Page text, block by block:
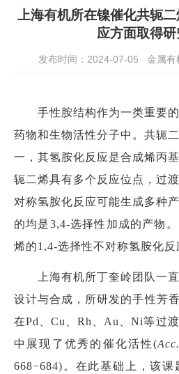
上海有机所在镍催化共轭
应方面取得
发布时间：2024-07-05 金属有
手性胺结构作为一类重要
药物和生物活性分子中。共轭
一，其氢胺化反应是合成烯丙
轭二烯具有多个反应位点，过
对称氢胺化反应可能生成多种
的均是3,4-选择性加成的产物
烯的1,4-选择性不对称氢胺化反
上海有机所丁奎岭团队一
设计与合成，所研发的手性芳
在Pd、Cu、Rh、Au、Ni等过
中展现了优秀的催化活性(
668−684)。在此基础上，该课